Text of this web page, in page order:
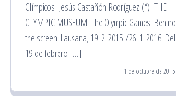
Olímpicos Jesús Castañón Rodríguez (*) THE
OLYMPIC MUSEUM: The Olympic Games: Behind
the screen. Lausana, 19-2-2015 /26-1-2016. Del
19 de febrero […]
1 de octubre de 2015